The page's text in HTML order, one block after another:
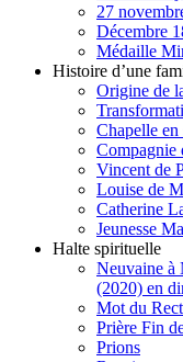
27
Décembre
Médaille
Histoire d’une
Origine de
Chapelle en
Compagnie
Vincent de
Louise de
Catherine
Jeunesse
Halte spirituelle
Neuvaine à
(2020) en
Mot du
Prière Fin
Prions